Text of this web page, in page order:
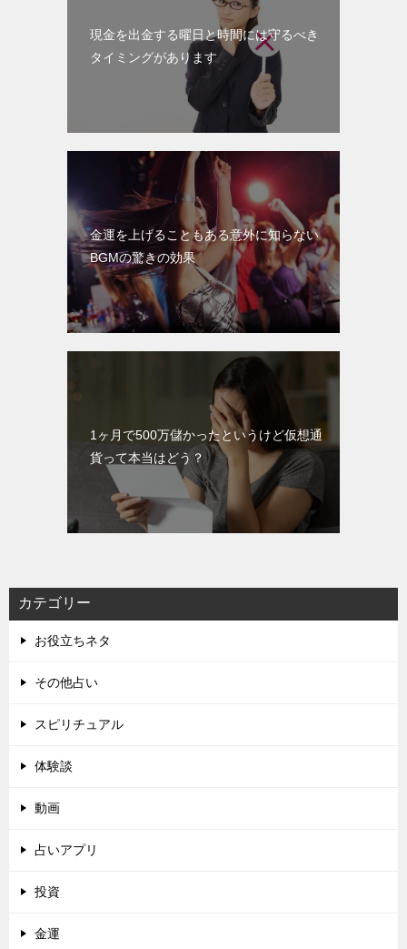
現金を出金する曜日と時間には守るべき
タイミングがあります
金運を上げることもある意外に知らない
BGMの驚きの効果
1ヶ月で500万儲かったというけど仮想通
貨って本当はどう？
カテゴリー
お役立ちネタ
その他占い
スピリチュアル
体験談
動画
占いアプリ
投資
金運